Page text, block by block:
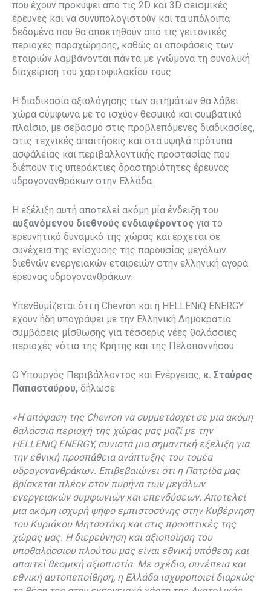
που έχουν προκύψει από τις 2D και 3D σεισμικές
έρευνες και να συνυπολογιστούν και τα υπόλοιπα
δεδομένα που θα αποκτηθούν από τις γειτονικές
περιοχές παραχώρησης, καθώς οι αποφάσεις των
εταιριών λαμβάνονται πάντα με γνώμονα τη συνολική
διαχείριση του χαρτοφυλακίου τους.
Η διαδικασία αξιολόγησης των αιτημάτων θα λάβει
χώρα σύμφωνα με το ισχύον θεσμικό και συμβατικό
πλαίσιο, με σεβασμό στις προβλεπόμενες διαδικασίες,
στις τεχνικές απαιτήσεις και στα υψηλά πρότυπα
ασφάλειας και περιβαλλοντικής προστασίας που
διέπουν τις υπεράκτιες δραστηριότητες έρευνας
υδρογονανθράκων στην Ελλάδα.
Η εξέλιξη αυτή αποτελεί ακόμη μία ένδειξη του
αυξανόμενου διεθνούς ενδιαφέροντος για το
ερευνητικό δυναμικό της χώρας και έρχεται σε
συνέχεια της ενίσχυσης της παρουσίας μεγάλων
διεθνών ενεργειακών εταιρειών στην ελληνική αγορά
έρευνας υδρογονανθράκων.
Υπενθυμίζεται ότι η Chevron και η HELLENiQ ENERGY
έχουν ήδη υπογράψει με την Ελληνική Δημοκρατία
συμβάσεις μίσθωσης για τέσσερις νέες θαλάσσιες
περιοχές νότια της Κρήτης και της Πελοποννήσου.
Ο Υπουργός Περιβάλλοντος και Ενέργειας, κ. Σταύρος
Παπασταύρου, δήλωσε:
«Η απόφαση της Chevron να συμμετάσχει σε μια ακόμη
θαλάσσια περιοχή της χώρας μας μαζί με την
HELLENiQ ENERGY, συνιστά μια σημαντική εξέλιξη για
την εθνική προσπάθεια ανάπτυξης του τομέα
υδρογονανθράκων. Επιβεβαιώνει ότι η Πατρίδα μας
βρίσκεται πλέον στον πυρήνα των μεγάλων
ενεργειακών συμφωνιών και επενδύσεων. Αποτελεί
μια ακόμη ισχυρή ψήφο εμπιστοσύνης στην Κυβέρνηση
του Κυριάκου Μητσοτάκη και στις προοπτικές της
χώρας μας. Η διερεύνηση και αξιοποίηση του
υποθαλάσσιου πλούτου μας είναι εθνική υπόθεση και
απαιτεί θεσμική αξιοπιστία. Με σχέδιο, συνέπεια και
εθνική αυτοπεποίθηση, η Ελλάδα ισχυροποιεί διαρκώς